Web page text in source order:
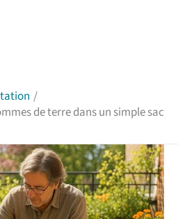
de terre dans un simple sac